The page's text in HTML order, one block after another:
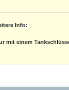
Info:
mit einem